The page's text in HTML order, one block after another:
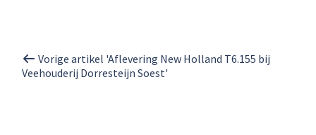
Vorige artikel 'Aflevering New Holland T6.155 bij
Veehouderij Dorresteijn Soest'